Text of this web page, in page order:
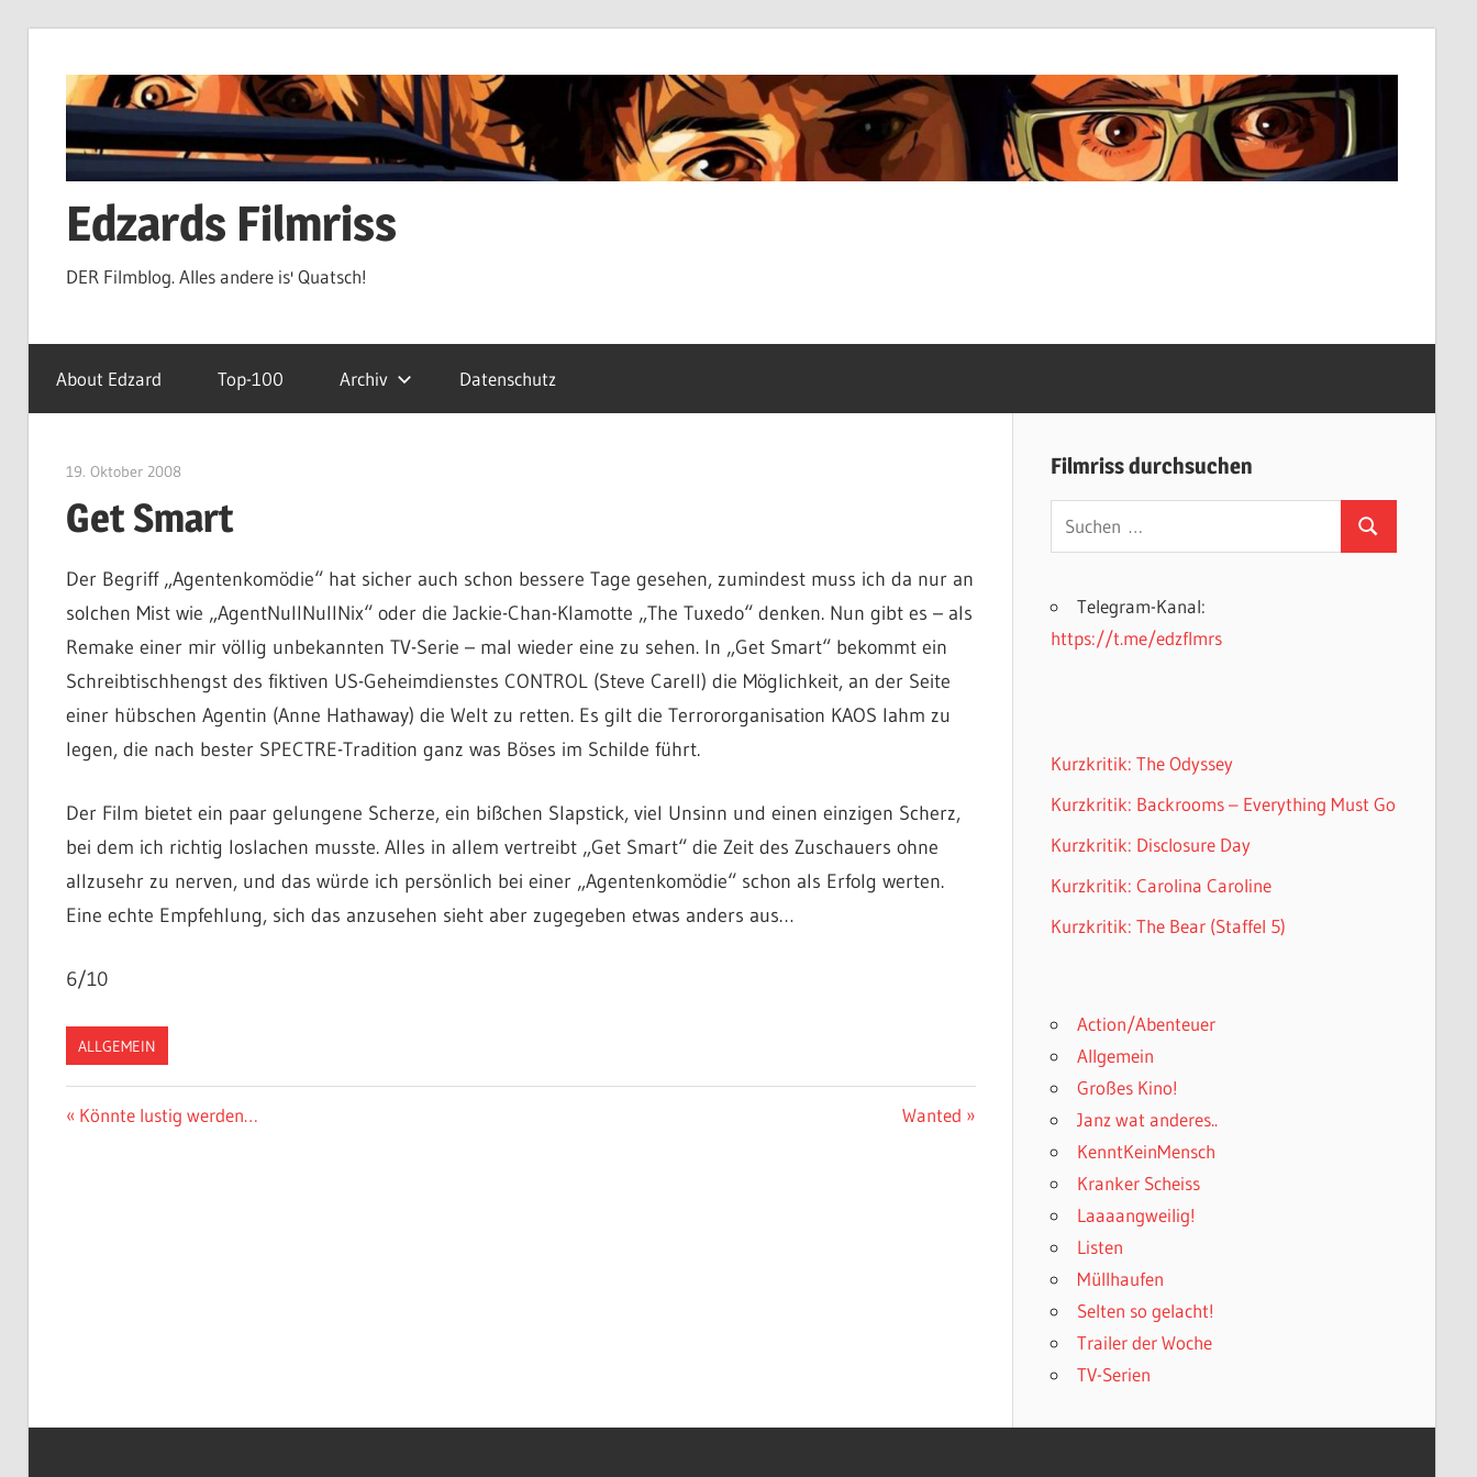
Inhalt
springen
Edzards Filmriss
DER Filmblog. Alles andere is' Quatsch!
About Edzard Top-100 Archiv Datenschutz
19. Oktober 2008edzehard
Get Smart
Der Begriff „Agentenkomödie“ hat sicher auch schon bessere Tage gesehen, zumindest muss ich da nur an
solchen Mist wie „AgentNullNullNix“ oder die Jackie-Chan-Klamotte „The Tuxedo“ denken. Nun gibt es – als
Remake einer mir völlig unbekannten TV-Serie – mal wieder eine zu sehen. In „Get Smart“ bekommt ein
Schreibtischhengst des fiktiven US-Geheimdienstes CONTROL (Steve Carell) die Möglichkeit, an der Seite
einer hübschen Agentin (Anne Hathaway) die Welt zu retten. Es gilt die Terrororganisation KAOS lahm zu
legen, die nach bester SPECTRE-Tradition ganz was Böses im Schilde führt.
Der Film bietet ein paar gelungene Scherze, ein bißchen Slapstick, viel Unsinn und einen einzigen Scherz,
bei dem ich richtig loslachen musste. Alles in allem vertreibt „Get Smart“ die Zeit des Zuschauers ohne
allzusehr zu nerven, und das würde ich persönlich bei einer „Agentenkomödie“ schon als Erfolg werten.
Eine echte Empfehlung, sich das anzusehen sieht aber zugegeben etwas anders aus…
6/10
ALLGEMEIN
Beitragsnavigation
Vorheriger
Könnte lustig werden…
Nächster
Wanted
Filmriss durchsuchen
Suchen
nach:
Suchen
Telegram-Kanal:
https://t.me/edzflmrs
Kurzkritik: The Odyssey
Kurzkritik: Backrooms – Everything Must Go
Kurzkritik: Disclosure Day
Kurzkritik: Carolina Caroline
Kurzkritik: The Bear (Staffel 5)
Action/Abenteuer
Allgemein
Großes Kino!
Janz wat anderes..
KenntKeinMensch
Kranker Scheiss
Laaaangweilig!
Listen
Müllhaufen
Selten so gelacht!
Trailer der Woche
TV-Serien